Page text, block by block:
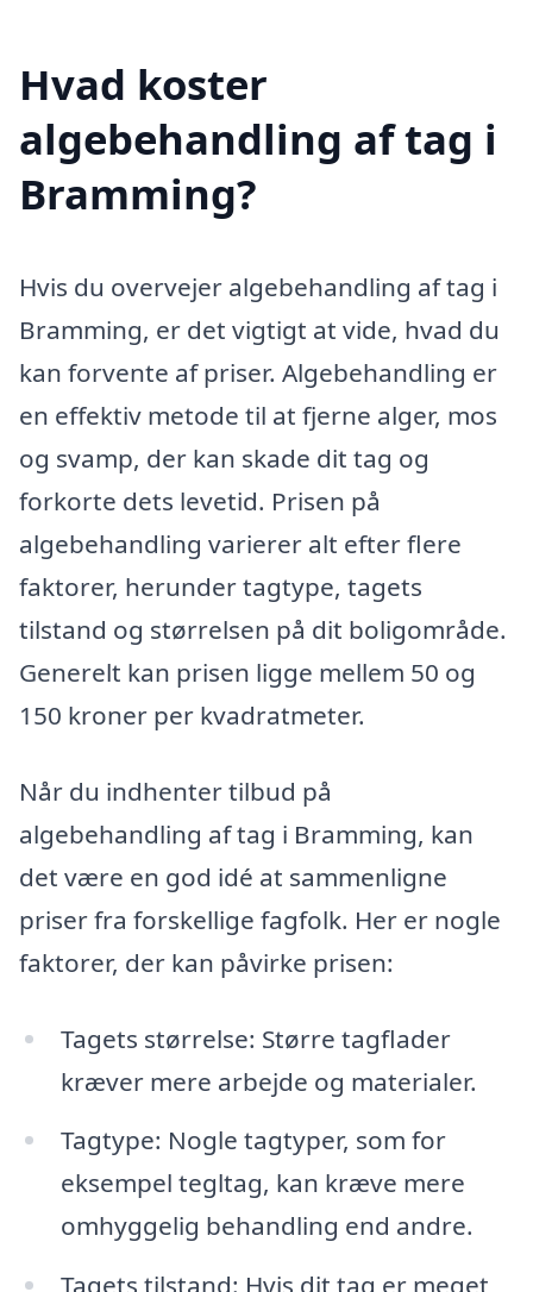
Hvad koster
algebehandling af tag i
Bramming?
Hvis du overvejer algebehandling af tag i
Bramming, er det vigtigt at vide, hvad du
kan forvente af priser. Algebehandling er
en effektiv metode til at fjerne alger, mos
og svamp, der kan skade dit tag og
forkorte dets levetid. Prisen på
algebehandling varierer alt efter flere
faktorer, herunder tagtype, tagets
tilstand og størrelsen på dit boligområde.
Generelt kan prisen ligge mellem 50 og
150 kroner per kvadratmeter.
Når du indhenter tilbud på
algebehandling af tag i Bramming, kan
det være en god idé at sammenligne
priser fra forskellige fagfolk. Her er nogle
faktorer, der kan påvirke prisen:
Tagets størrelse: Større tagflader
kræver mere arbejde og materialer.
Tagtype: Nogle tagtyper, som for
eksempel tegltag, kan kræve mere
omhyggelig behandling end andre.
Tagets tilstand: Hvis dit tag er meget